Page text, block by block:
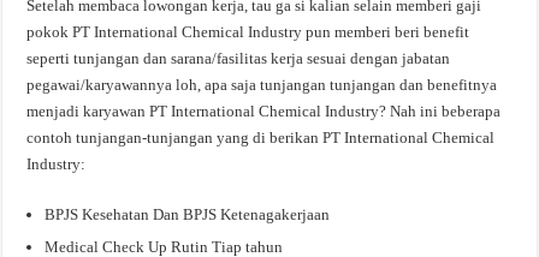
Setelah membaca lowongan kerja, tau ga si kalian selain memberi gaji
pokok PT International Chemical Industry pun memberi beri benefit
seperti tunjangan dan sarana/fasilitas kerja sesuai dengan jabatan
pegawai/karyawannya loh, apa saja tunjangan tunjangan dan benefitnya
menjadi karyawan PT International Chemical Industry? Nah ini beberapa
contoh tunjangan-tunjangan yang di berikan PT International Chemical
Industry:
BPJS Kesehatan Dan BPJS Ketenagakerjaan
Medical Check Up Rutin Tiap tahun